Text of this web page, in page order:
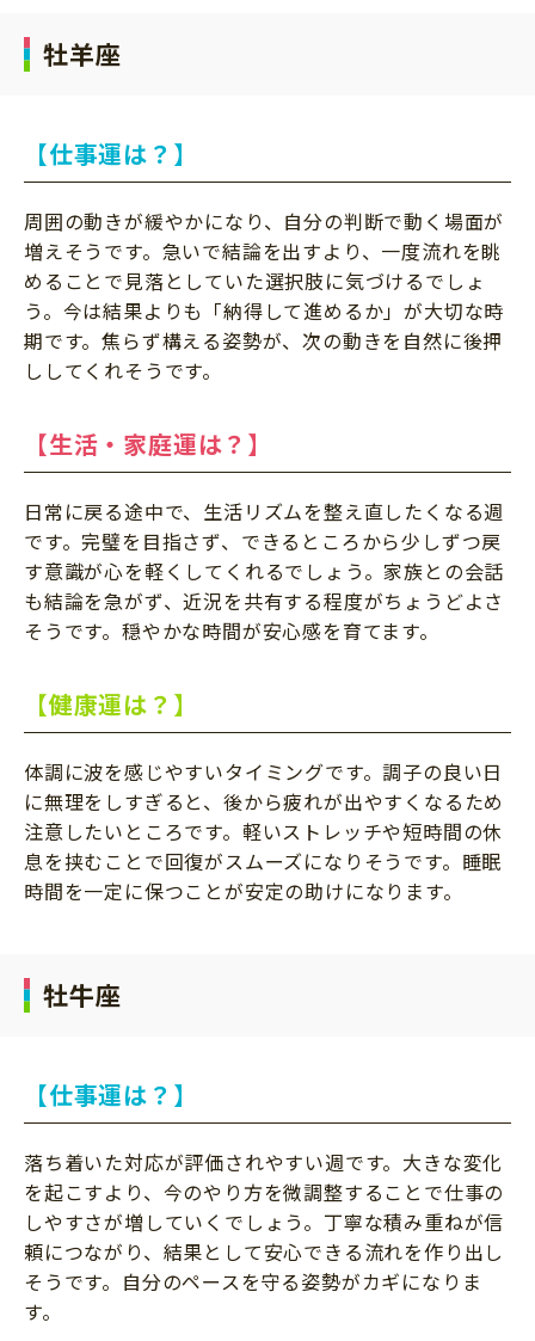
牡羊座
【仕事運は？】
周囲の動きが緩やかになり、自分の判断で動く場面が
増えそうです。急いで結論を出すより、一度流れを眺
めることで見落としていた選択肢に気づけるでしょ
う。今は結果よりも「納得して進めるか」が大切な時
期です。焦らず構える姿勢が、次の動きを自然に後押
ししてくれそうです。
【生活・家庭運は？】
日常に戻る途中で、生活リズムを整え直したくなる週
です。完璧を目指さず、できるところから少しずつ戻
す意識が心を軽くしてくれるでしょう。家族との会話
も結論を急がず、近況を共有する程度がちょうどよさ
そうです。穏やかな時間が安心感を育てます。
【健康運は？】
体調に波を感じやすいタイミングです。調子の良い日
に無理をしすぎると、後から疲れが出やすくなるため
注意したいところです。軽いストレッチや短時間の休
息を挟むことで回復がスムーズになりそうです。睡眠
時間を一定に保つことが安定の助けになります。
牡牛座
【仕事運は？】
落ち着いた対応が評価されやすい週です。大きな変化
を起こすより、今のやり方を微調整することで仕事の
しやすさが増していくでしょう。丁寧な積み重ねが信
頼につながり、結果として安心できる流れを作り出し
そうです。自分のペースを守る姿勢がカギになりま
す。